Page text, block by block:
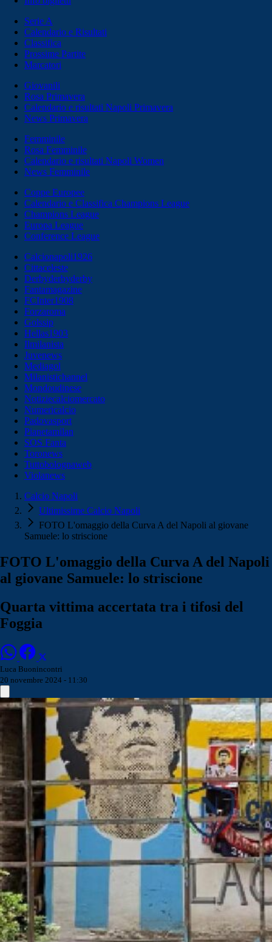
Serie A
Calendario e Risultati
Classifica
Prossime Partite
Marcatori
Giovanili
Rosa Primavera
Calendario e risultati Napoli Primavera
News Primavera
Femminile
Rosa Femminile
Calendario e risultati Napoli Women
News Femminile
Coppe Europee
Calendario e Classifica Champions League
Champions League
Europa League
Conference League
Calcionapoli1926
Cittaceleste
Derbyderbyderby
Fantamagazine
FCInter1908
Forzaroma
Golssip
Hellas1903
Ilmilanista
Juvenews
Mediagol
Milanistichannel
Mondoudinese
Notiziecalciomercato
Numericalcio
Padovasport
Pianetamilan
SOS Fanta
Toronews
Tuttobolognaweb
Violanews
Calcio Napoli
Ultimissime Calcio Napoli
FOTO L'omaggio della Curva A del Napoli al giovane
Samuele: lo striscione
FOTO L'omaggio della Curva A del Napoli
al giovane Samuele: lo striscione
Quarta vittima accertata tra i tifosi del
Foggia
Luca Buonincontri
20 novembre 2024 - 11:30